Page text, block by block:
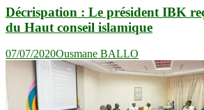
Décrispation : Le président IBK
du Haut conseil islamique
07/07/2020Ousmane BALLO